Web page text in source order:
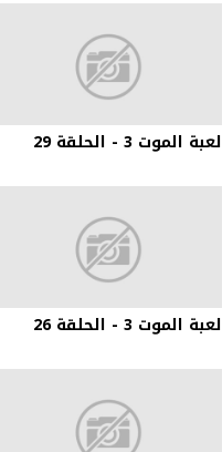
لعبة الموت 3 - الحلقة 29
لعبة الموت 3 - الحلقة 26